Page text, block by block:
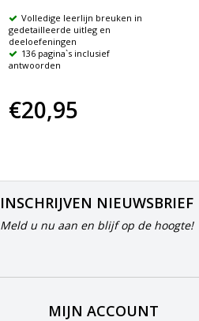
Volledige leerlijn breuken in
gedetailleerde uitleg en
deeloefeningen
136 pagina`s inclusief
antwoorden
€20,95
INSCHRIJVEN NIEUWSBRIEF
Meld u nu aan en blijf op de hoogte!
MIJN ACCOUNT